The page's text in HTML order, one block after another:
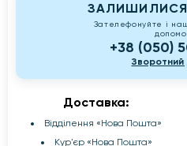
ЗАЛИШИЛИСЯ
Зателефонуйте і
+38 (050)
Зворотний
Доставка:
Відділення «Нова Пошта»
Кур'єр «Нова Пошта»